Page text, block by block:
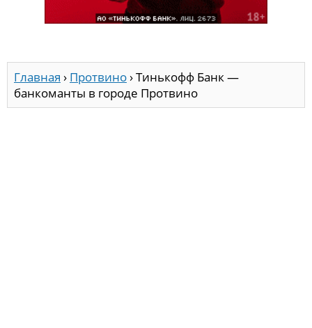
Главная › Протвино›Тинькофф Банк —
банкоманты в городе Протвино